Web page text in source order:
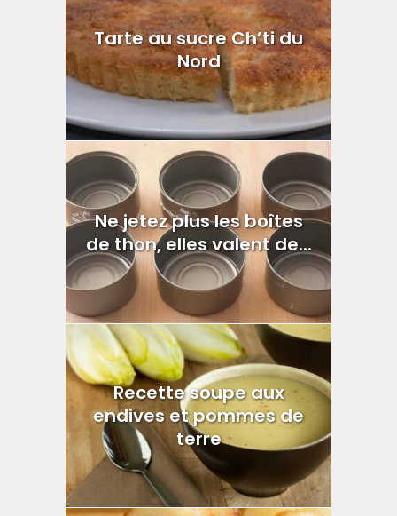
Tarte au sucre Ch’ti du
Nord
Ne jetez plus les boîtes
de thon, elles valent de...
Recette soupe aux
endives et pommes de
terre